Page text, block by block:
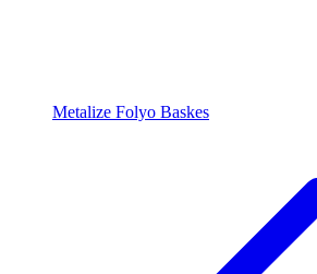
Metalize Folyo Baskes